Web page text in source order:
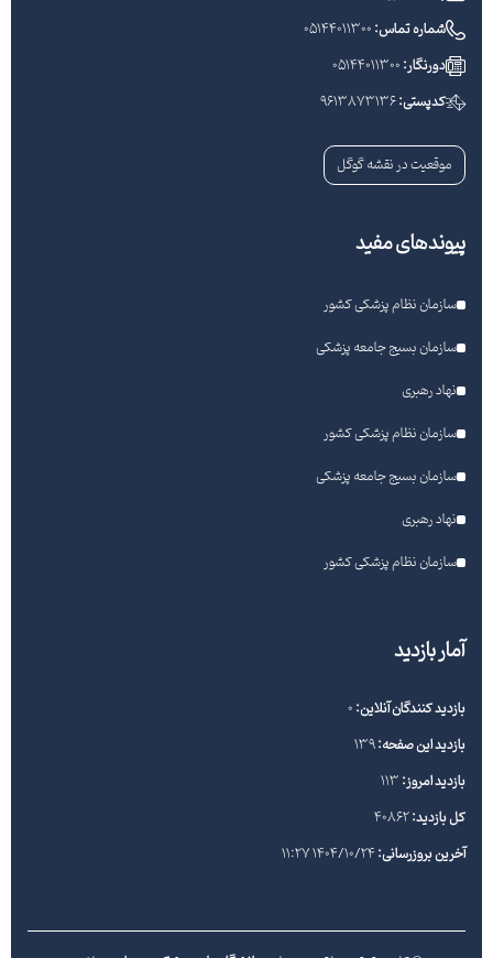
شماره تماس:05144011300
دورنگار:05144011300
کدپستی:9613873136
موقعیت در نقشه گوگل
پیوندهای مفید
سازمان نظام پزشکی کشور
سازمان بسیج جامعه پزشکی
نهاد رهبری
سازمان نظام پزشکی کشور
سازمان بسیج جامعه پزشکی
نهاد رهبری
سازمان نظام پزشکی کشور
آمار بازدید
بازدید کنندگان آنلاین:0
بازدید این صفحه:139
بازدید امروز:113
کل بازدید:40862
آخرین بروزرسانی:1404/10/24 11:27